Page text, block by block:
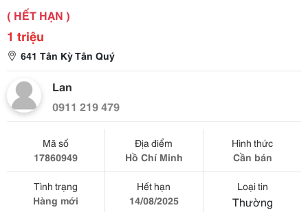
( HẾT HẠN )
1 triệu
641 Tân Kỳ Tân Quý
Lan
0911 219 479
Mã số
17860949
Địa điểm
Hồ Chí Minh
Hình thức
Cần bán
Tình trạng
Hàng mới
Hết hạn
14/08/2025
Loại tin
Thường